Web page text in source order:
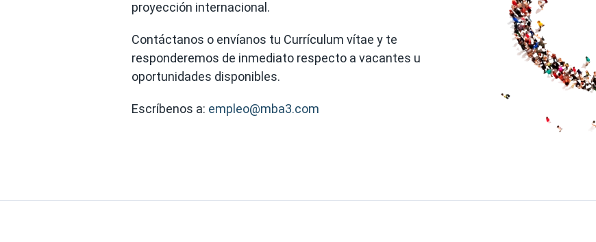
proyección internacional.
Contáctanos o envíanos tu Currículum vítae y te
responderemos de inmediato respecto a vacantes u
oportunidades disponibles.
Escríbenos a: empleo@mba3.com